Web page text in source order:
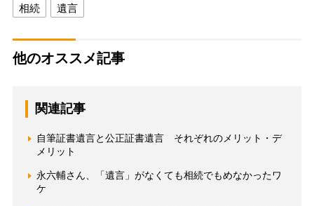
相続 遺言
他のオススメ記事
関連記事
自筆証書遺言と公正証書遺言 それぞれのメリット・デ
メリット
永六輔さん、「遺言」がなくても相続でもめなかったワ
ケ